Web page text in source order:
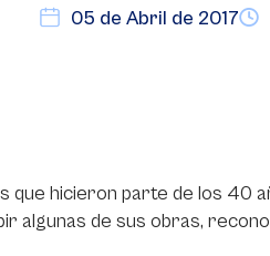
05 de Abril de 2017
que hicieron parte de los 40
algunas de sus obras,